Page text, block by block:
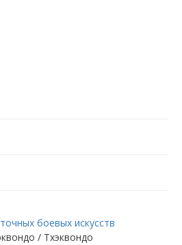
боевых искусств
/ Тхэквондо